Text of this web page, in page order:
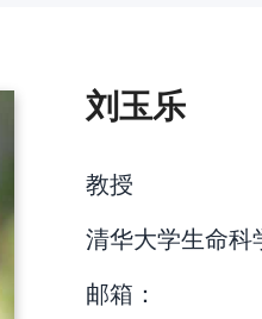
刘玉乐
教授
清华大学生命科
邮箱：